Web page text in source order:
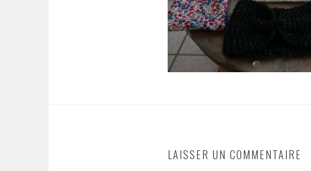
LAISSER UN COMMENTAIRE